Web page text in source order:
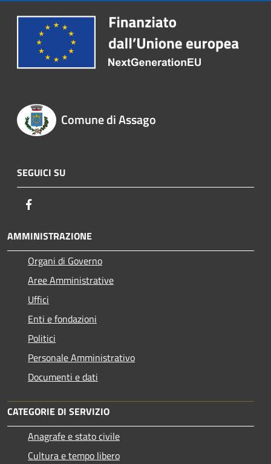
Comune di Assago
SEGUICI SU
AMMINISTRAZIONE
Organi di Governo
Aree Amministrative
Uffici
Enti e fondazioni
Politici
Personale Amministrativo
Documenti e dati
CATEGORIE DI SERVIZIO
Anagrafe e stato civile
Cultura e tempo libero